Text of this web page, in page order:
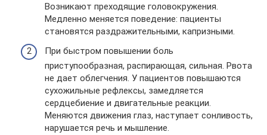
Возникают преходящие головокружения.
Медленно меняется поведение: пациенты
становятся раздражительными, капризными.
При быстром повышении боль
приступообразная, распирающая, сильная. Рвота
не дает облегчения. У пациентов повышаются
сухожильные рефлексы, замедляется
сердцебиение и двигательные реакции.
Меняются движения глаз, наступает сонливость,
нарушается речь и мышление.